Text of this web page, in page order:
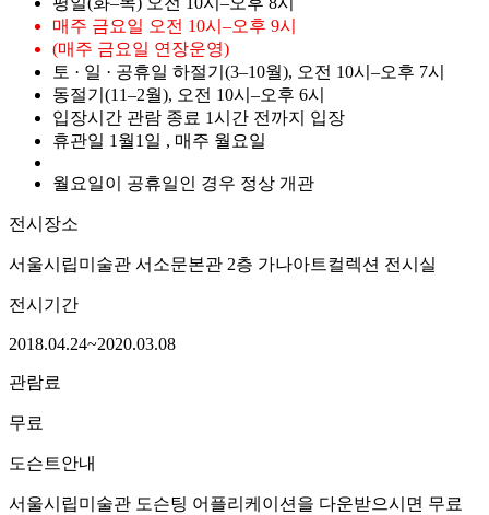
매주 금요일 오전 10시–오후 9시
(매주 금요일 연장운영)
토 · 일 · 공휴일 하절기(3–10월), 오전 10시–오후 7시
동절기(11–2월), 오전 10시–오후 6시
입장시간 관람 종료 1시간 전까지 입장
휴관일 1월1일 , 매주 월요일
월요일이 공휴일인 경우 정상 개관
전시장소
서울시립미술관 서소문본관 2층 가나아트컬렉션 전시실
전시기간
2018.04.24~2020.03.08
관람료
무료
도슨트안내
서울시립미술관 도슨팅 어플리케이션을 다운받으시면 무료